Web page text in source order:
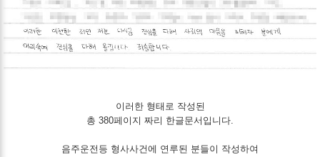
이러한 형태로 작성된
총 380페이지 짜리 한글문서입니다.
음주운전등 형사사건에 연루된 분들이 작성하여